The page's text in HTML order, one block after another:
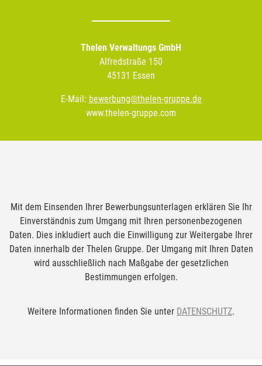
Thelen Verwaltungs GmbH
Alfredstraße 150
45131 Essen
E-Mail: bewerbung@thelen-gruppe.de
www.thelen-gruppe.com
Mit dem Einsenden Ihrer Bewerbungsunterlagen erklären Sie Ihr
Einverständnis zum Umgang mit Ihren personenbezogenen
Daten. Dies inkludiert auch die Einwilligung zur Weitergabe Ihrer
Daten innerhalb der Thelen Gruppe. Der Umgang mit Ihren Daten
wird ausschließlich nach Maßgabe der gesetzlichen
Bestimmungen erfolgen.
Weitere Informationen finden Sie unter DATENSCHUTZ.